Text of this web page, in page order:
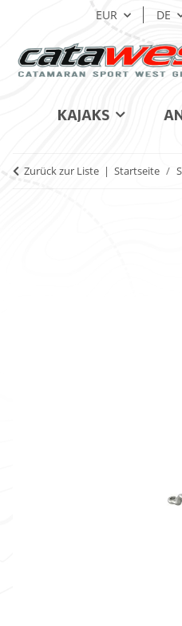
EUR DE
KAJAKS
Zurück zur Liste Startseite